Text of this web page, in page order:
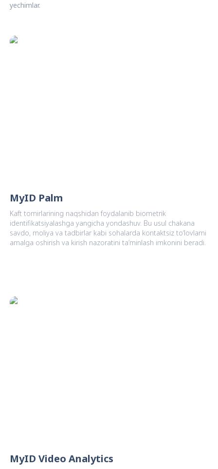
yechimlar.
MyID Palm
Kaft tomirlarining naqshidan foydalanib biometrik
identifikatsiyalashga yangicha yondashuv. Bu usul chakana
savdo, moliya va tadbirlar kabi sohalarda kontaktsiz to‘lovlarni
amalga oshirish va kirish nazoratini ta’minlash imkonini beradi.
MyID Video Analytics